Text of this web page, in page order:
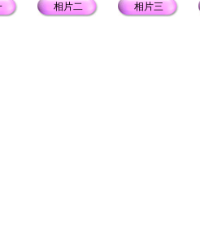
相片二 相片三